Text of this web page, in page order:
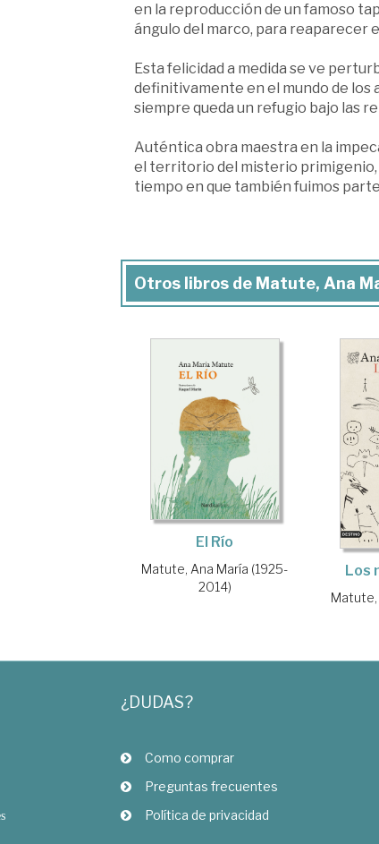
en la reproducción de un famoso
ángulo del marco, para reaparecer
Esta felicidad a medida se ve
definitivamente en el mundo de los
siempre queda un refugio bajo las
Auténtica obra maestra en la
el territorio del misterio primigenio,
tiempo en que también fuimos
Otros libros de Matute, Ana
El Río
Matute, Ana María (1925-
2014)
Los
Matute,
¿DUDAS?
Como comprar
Preguntas frecuentes
Política de privacidad